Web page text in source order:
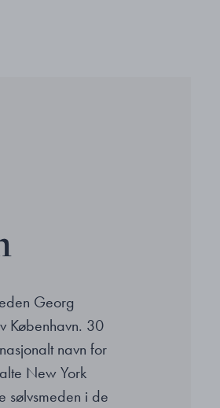
Georg
København. 30
navn for
New York
sølvsmeden i de